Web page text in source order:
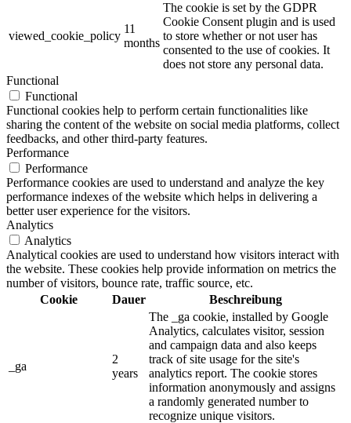
viewed_cookie_policy
11
months
The cookie is set by the GDPR
Cookie Consent plugin and is used
to store whether or not user has
consented to the use of cookies. It
does not store any personal data.
Functional
Functional
Functional cookies help to perform certain functionalities like
sharing the content of the website on social media platforms, collect
feedbacks, and other third-party features.
Performance
Performance
Performance cookies are used to understand and analyze the key
performance indexes of the website which helps in delivering a
better user experience for the visitors.
Analytics
Analytics
Analytical cookies are used to understand how visitors interact with
the website. These cookies help provide information on metrics the
number of visitors, bounce rate, traffic source, etc.
Cookie
Dauer Beschreibung
_ga
2
years
The _ga cookie, installed by Google
Analytics, calculates visitor, session
and campaign data and also keeps
track of site usage for the site's
analytics report. The cookie stores
information anonymously and assigns
a randomly generated number to
recognize unique visitors.